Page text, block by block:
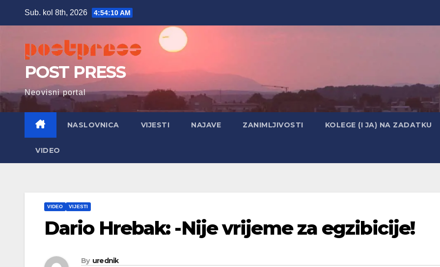
Sub. kol 8th, 2026 4:54:11 AM
POST PRESS
Neovisni portal
NASLOVNICA VIJESTI NAJAVE ZANIMLJIVOSTI KOLEGE (I JA) NA ZADATKU
VIDEO
VIDEO VIJESTI
Dario Hrebak: -Nije vrijeme za egzibicije!
By urednik